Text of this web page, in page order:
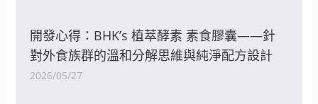
開發心得：BHK’s 植萃酵素 素食膠囊——針
對外食族群的溫和分解思維與純淨配方設計
2026/05/27